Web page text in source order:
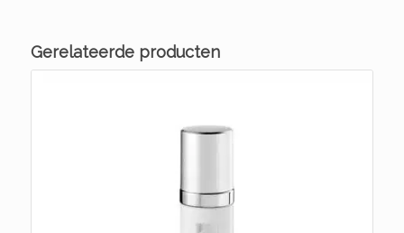
Gerelateerde producten